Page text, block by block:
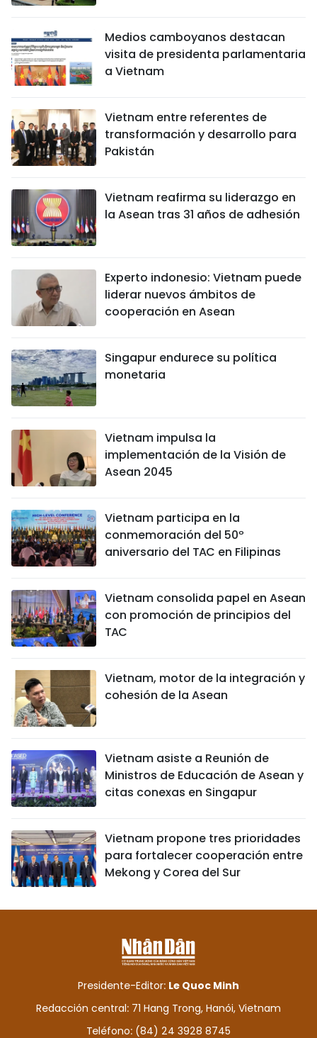
Medios camboyanos destacan
visita de presidenta parlamentaria
a Vietnam
Vietnam entre referentes de
transformación y desarrollo para
Pakistán
Vietnam reafirma su liderazgo en
la Asean tras 31 años de adhesión
Experto indonesio: Vietnam puede
liderar nuevos ámbitos de
cooperación en Asean
Singapur endurece su política
monetaria
Vietnam impulsa la
implementación de la Visión de
Asean 2045
Vietnam participa en la
conmemoración del 50º
aniversario del TAC en Filipinas
Vietnam consolida papel en Asean
con promoción de principios del
TAC
Vietnam, motor de la integración y
cohesión de la Asean
Vietnam asiste a Reunión de
Ministros de Educación de Asean y
citas conexas en Singapur
Vietnam propone tres prioridades
para fortalecer cooperación entre
Mekong y Corea del Sur
Presidente-Editor: Le Quoc Minh
Redacción central: 71 Hang Trong, Hanói, Vietnam
Teléfono: (84) 24 3928 8745